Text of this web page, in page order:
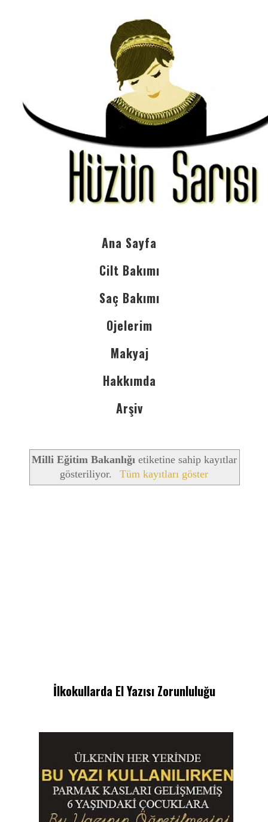
Ana Sayfa
Cilt Bakımı
Saç Bakımı
Ojelerim
Makyaj
Hakkımda
Arşiv
Milli Eğitim Bakanlığı etiketine sahip kayıtlar
gösteriliyor.
Tüm kayıtları göster
İlkokullarda El Yazısı Zorunluluğu